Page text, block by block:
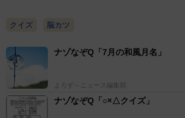
クイズ 脳カツ
ナゾなぞQ「7月の和風月名」
よろず～ニュース編集部
ナゾなぞQ「○×△クイズ」